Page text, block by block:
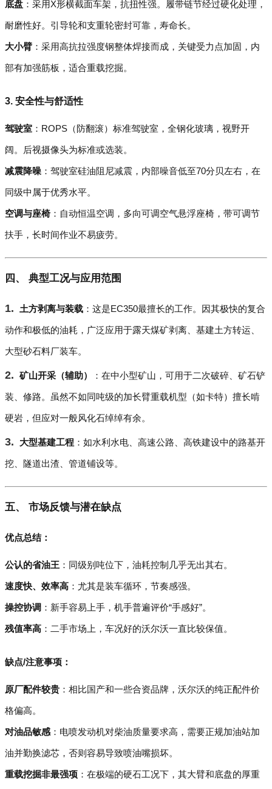
底盘 ：采用X形横截面车架，抗扭性强。履带链节经过硬化处理，
耐磨性好。引导轮和支重轮密封可靠，寿命长。
大小臂 ：采用高抗拉强度钢整体焊接而成，关键受力点加固，内
部有加强筋板，适合重载挖掘。
3. 安全性与舒适性
驾驶室 ：ROPS（防翻滚）标准驾驶室，全钢化玻璃，视野开
阔。后视摄像头为标准或选装。
减震降噪 ：驾驶室硅油阻尼减震，内部噪音低至70分贝左右，在
同级中属于优秀水平。
空调与座椅：自动恒温空调，多向可调空气悬浮座椅，带可调节
扶手，长时间作业不易疲劳。
四、 典型工况与应用范围
土方剥离与装载 ：这是EC350最擅长的工作。因其极快的复合
动作和极低的油耗，广泛应用于露天煤矿剥离、基建土方转运、
大型砂石料厂装车。
矿山开采（辅助） ：在中小型矿山，可用于二次破碎、矿石铲
装、修路。虽然不如同吨级的加长臂重载机型（如卡特）擅长啃
硬岩，但应对一般风化石绰绰有余。
大型基建工程 ：如水利水电、高速公路、高铁建设中的路基开
挖、隧道出渣、管道铺设等。
五、 市场反馈与潜在缺点
优点总结：
公认的省油王 ：同级别吨位下，油耗控制几乎无出其右。
速度快、效率高 ：尤其是装车循环，节奏感强。
操控协调 ：新手容易上手，机手普遍评价“手感好”。
残值率高 ：二手市场上，车况好的沃尔沃一直比较保值。
缺点/注意事项：
原厂配件较贵 ：相比国产和一些合资品牌，沃尔沃的纯正配件价
格偏高。
对油品敏感 ：电喷发动机对柴油质量要求高，需要正规加油站加
油并勤换滤芯，否则容易导致喷油嘴损坏。
重载挖掘非最强项 ：在极端的硬石工况下，其大臂和底盘的厚重